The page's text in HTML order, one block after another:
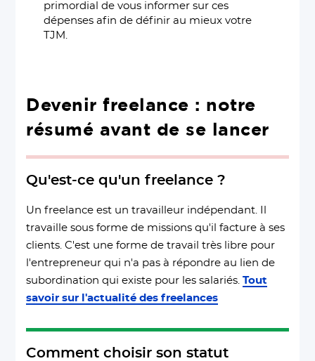
primordial de vous informer sur ces
dépenses afin de définir au mieux votre
TJM.
Devenir freelance : notre
résumé avant de se lancer
Qu'est-ce qu'un freelance ?
Un freelance est un travailleur indépendant. Il
travaille sous forme de missions qu'il facture à ses
clients. C'est une forme de travail très libre pour
l'entrepreneur qui n'a pas à répondre au lien de
subordination qui existe pour les salariés.Tout
savoir sur l'actualité des freelances
Comment choisir son statut